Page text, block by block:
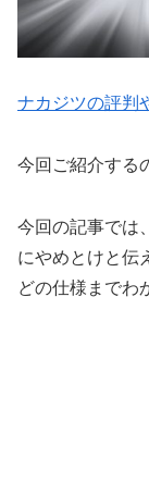
ナカジツの評判
今回ご紹介する
今回の記事では
にやめとけと伝
どの仕様までわ